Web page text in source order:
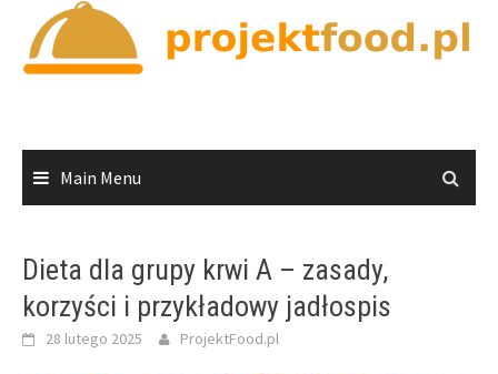
content
Main Menu
Dieta dla grupy krwi A – zasady,
korzyści i przykładowy jadłospis
28 lutego 2025 ProjektFood.pl